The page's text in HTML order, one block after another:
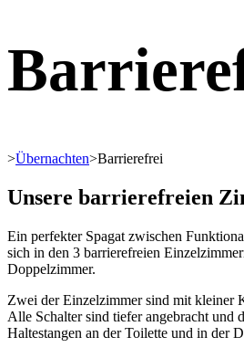
>Übernachten>Barrierefrei
Unsere barrierefreien
Ein perfekter Spagat zwischen
sich in den 3 barrierefreien
Doppelzimmer.
Zwei der Einzelzimmer sind mit kleiner
Alle Schalter sind tiefer angebracht und
Haltestangen an der Toilette und in der